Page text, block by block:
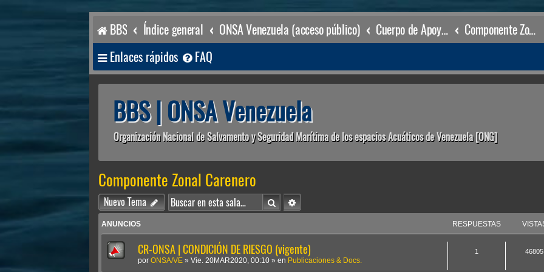
BBS Índice general ONSA Venezuela (acceso público) Cuerpo de Apoyo & Salvamento Marítimo (órgano operacional) Componente Zonal Carenero
Enlaces rápidos FAQ
BBS | ONSA Venezuela
Organización Nacional de Salvamento y Seguridad Marítima de los espacios Acuáticos de Venezuela [ONG]
Componente Zonal Carenero
Nuevo Tema BuscarBúsqueda avanzada
ANUNCIOS RESPUESTAS
CR-ONSA | CONDICIÓN DE RIESGO (vigente)
por ONSA/VE » Vie. 20MAR2020, 00:10 » en Publicaciones & Docs.
1 46805